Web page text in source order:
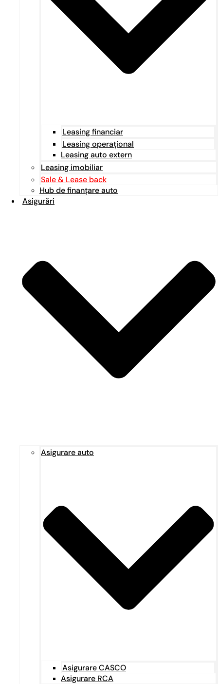
Leasing financiar
Leasing operațional
Leasing auto extern
Leasing imobiliar
Sale & Lease back
Hub de finanțare auto
Asigurări
Asigurare auto
Asigurare CASCO
Asigurare RCA